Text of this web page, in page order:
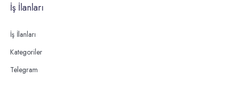
İş İlanları
İş İlanları
Kategoriler
Telegram